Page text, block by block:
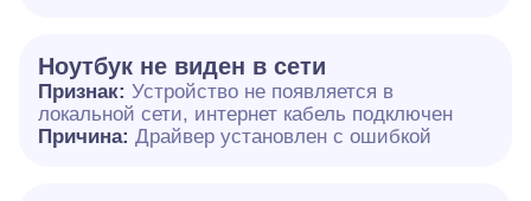
Ноутбук не виден в сети
Признак: Устройство не появляется в
локальной сети, интернет кабель подключен
Причина: Драйвер установлен с ошибкой